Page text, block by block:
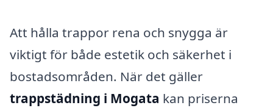
Att hålla trappor rena och snygga är
viktigt för både estetik och säkerhet i
bostadsområden. När det gäller
trappstädning i Mogata kan priserna